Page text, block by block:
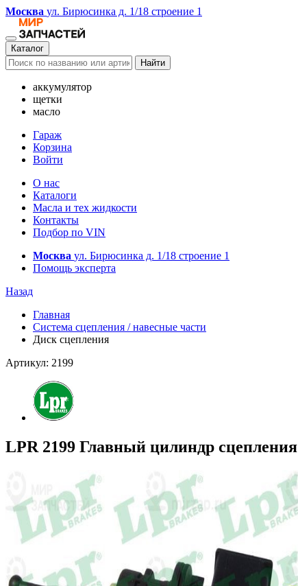
Москва ул. Бирюсинка д. 1/18 строение 1
Каталог
Найти
аккумулятор
щетки
масло
Гараж
Корзина
Войти
О нас
Каталоги
Масла и тех жидкости
Контакты
Подбор по VIN
Москва ул. Бирюсинка д. 1/18 строение 1
Помощь эксперта
Назад
Главная
Система сцепления / навесные части
Диск сцепления
Артикул: 2199
LPR 2199 Главный цилиндр сцепления